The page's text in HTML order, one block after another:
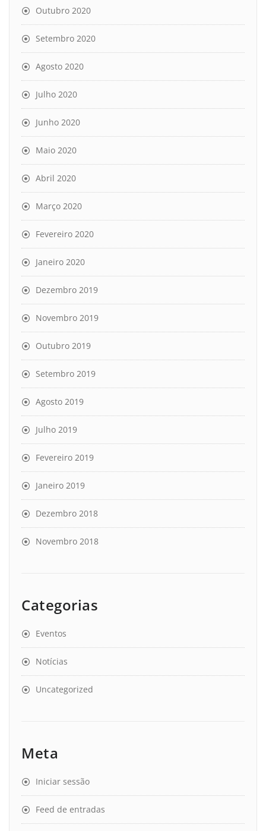
Outubro 2020
Setembro 2020
Agosto 2020
Julho 2020
Junho 2020
Maio 2020
Abril 2020
Março 2020
Fevereiro 2020
Janeiro 2020
Dezembro 2019
Novembro 2019
Outubro 2019
Setembro 2019
Agosto 2019
Julho 2019
Fevereiro 2019
Janeiro 2019
Dezembro 2018
Novembro 2018
Categorias
Eventos
Notícias
Uncategorized
Meta
Iniciar sessão
Feed de entradas